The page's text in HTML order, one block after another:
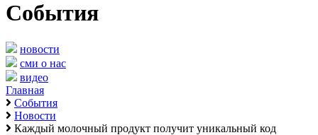
События
новости
сми о нас
видео
Главная
События
Новости
Каждый молочный продукт получит уникальный код